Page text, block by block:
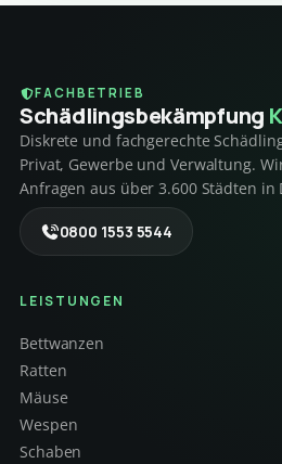
FACHBETRIEB
Schädlings­bekämpfung
Diskrete und fachgerechte
Privat, Gewerbe und Verwaltung.
Anfragen aus über 3.600 Städten in
0800 1553 5544
LEISTUNGEN
Bettwanzen
Ratten
Mäuse
Wespen
Schaben